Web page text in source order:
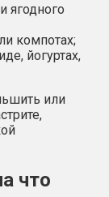
ягодного
компотах;
йогуртах,
или
что